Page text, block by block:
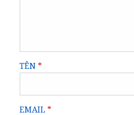
TÊN *
EMAIL *